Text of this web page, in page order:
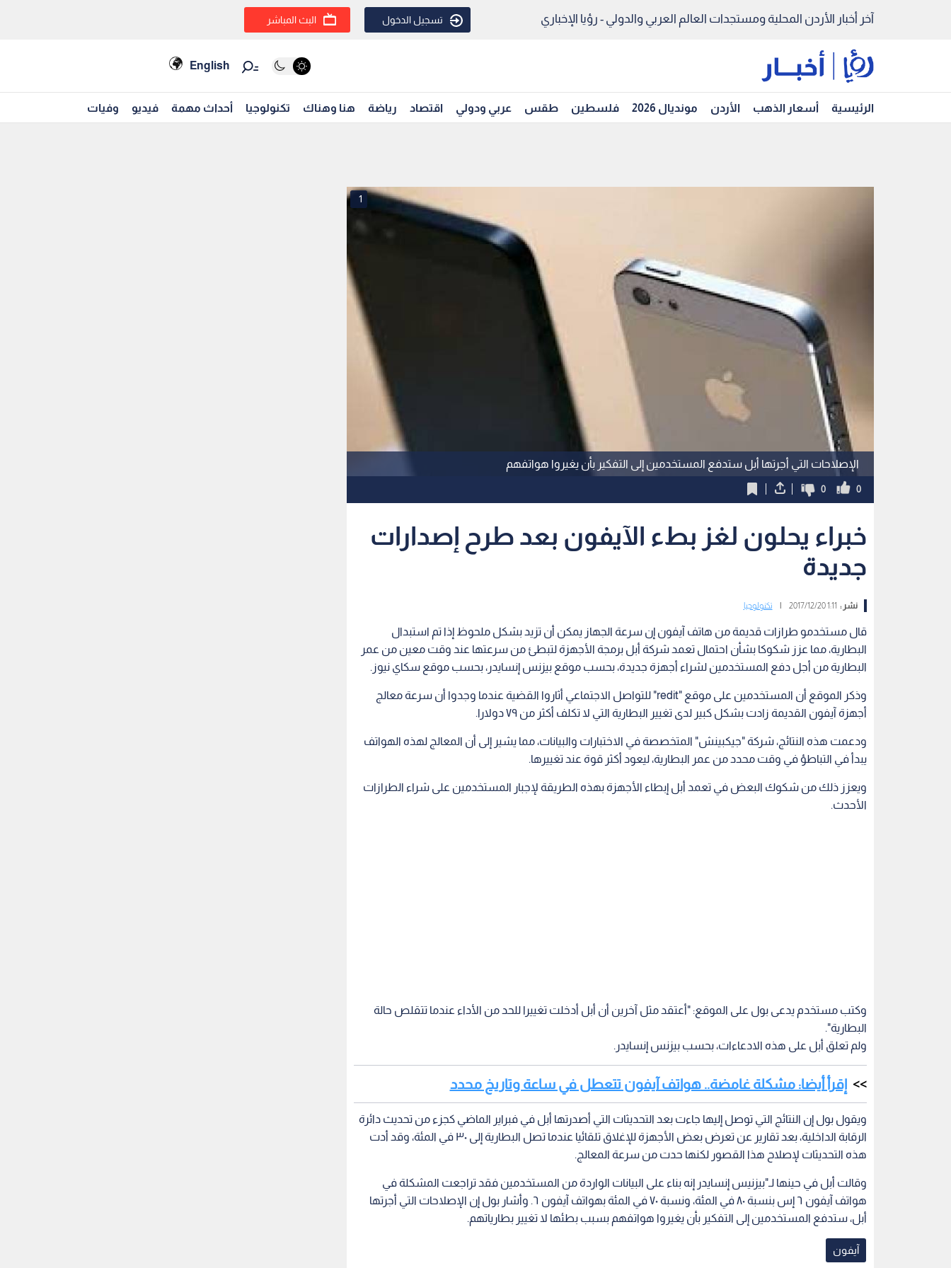
آخر أخبار الأردن المحلية ومستجدات العالم العربي والدولي - رؤيا الإخباري تسجيل الدخول البث المباشر
English
الرئيسية أسعار الذهب الأردن مونديال 2026 فلسطين طقس عربي ودولي اقتصاد رياضة هنا وهناك تكنولوجيا أحداث مهمة فيديو وفيات
الإصلاحات التي أجرتها أبل ستدفع المستخدمين إلى التفكير بأن يغيروا هواتفهم
1
0
0
خبراء يحلون لغز بطء الآيفون بعد طرح إصدارات
جديدة
نشر : 1:11 2017/12/20 تكنولوجيا
قال مستخدمو طرازات قديمة من هاتف آيفون إن سرعة الجهاز يمكن أن تزيد بشكل ملحوظ إذا تم استبدال
البطارية، مما عزز شكوكا بشأن احتمال تعمد شركة أبل برمجة الأجهزة لتبطئ من سرعتها عند وقت معين من عمر
البطارية من أجل دفع المستخدمين لشراء أجهزة جديدة، بحسب موقع بيزنس إنسايدر، بحسب موقع سكاي نيوز.
وذكر الموقع أن المستخدمين على موقع "redit" للتواصل الاجتماعي أثاروا القضية عندما وجدوا أن سرعة معالج
أجهزة آيفون القديمة زادت بشكل كبير لدى تغيير البطارية التي لا تكلف أكثر من ٧٩ دولارا.
ودعمت هذه النتائج، شركة "جيكبينش" المتخصصة في الاختبارات والبيانات، مما يشير إلى أن المعالج لهذه الهواتف
يبدأ في التباطؤ في وقت محدد من عمر البطارية، ليعود أكثر قوة عند تغييرها.
ويعزز ذلك من شكوك البعض في تعمد أبل إبطاء الأجهزة بهذه الطريقة لإجبار المستخدمين على شراء الطرازات
الأحدث.
وكتب مستخدم يدعى بول على الموقع: "أعتقد مثل آخرين أن أبل أدخلت تغييرا للحد من الأداء عندما تتقلص حالة
البطارية".
ولم تعلق أبل على هذه الادعاءات، بحسب بيزنس إنسايدر.
إقرأ أيضا: مشكلة غامضة.. هواتف آيفون تتعطل في ساعة وتاريخ محدد
ويقول بول إن النتائج التي توصل إليها جاءت بعد التحديثات التي أصدرتها أبل في فبراير الماضي كجزء من تحديث دائرة
الرقابة الداخلية، بعد تقارير عن تعرض بعض الأجهزة للإغلاق تلقائيا عندما تصل البطارية إلى ٣٠ في المئة، وقد أدت
هذه التحديثات لإصلاح هذا القصور لكنها حدت من سرعة المعالج.
وقالت أبل في حينها لـ"بيزنيس إنسايدر إنه بناء على البيانات الواردة من المستخدمين فقد تراجعت المشكلة في
هواتف آيفون ٦ إس بنسبة ٨٠ في المئة، ونسبة ٧٠ في المئة بهواتف آيفون ٦. وأشار بول إن الإصلاحات التي أجرتها
أبل، ستدفع المستخدمين إلى التفكير بأن يغيروا هواتفهم بسبب بطئها لا تغيير بطارياتهم.
آيفون